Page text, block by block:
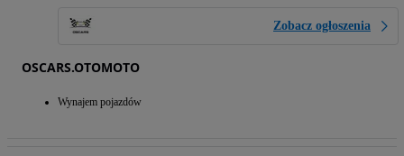
Zobacz ogłoszenia
OSCARS.OTOMOTO
Wynajem pojazdów